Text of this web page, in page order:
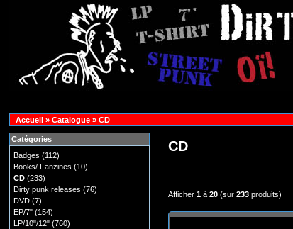
Accueil »Catalogue »CD
CD
Afficher1 à20 (sur233 produits)
Catégories
Badges (112)
Books/ Fanzines (10)
CD (233)
Dirty punk releases (76)
DVD (7)
EP/7" (154)
LP/10"/12" (760)